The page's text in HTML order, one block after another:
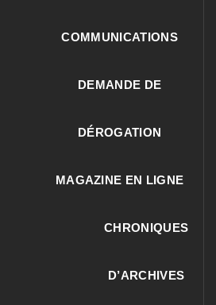
COMMUNICATIONS
DEMANDE DE
DÉROGATION
MAGAZINE EN LIGNE
CHRONIQUES
D’ARCHIVES